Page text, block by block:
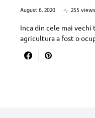
August 6, 2020 255 views
Inca din cele mai
agricultura a fost o